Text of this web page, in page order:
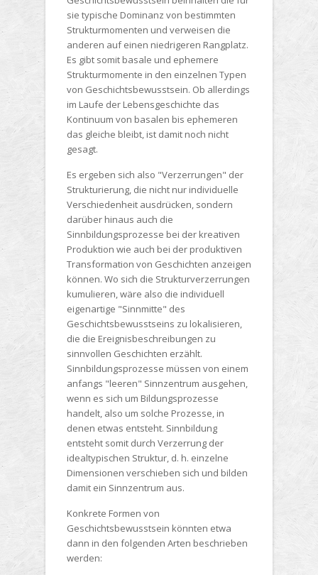
sie typische Dominanz von bestimmten
Strukturmomenten und verweisen die
anderen auf einen niedrigeren Rangplatz.
Es gibt somit basale und ephemere
Strukturmomente in den einzelnen Typen
von Geschichtsbewusstsein. Ob allerdings
im Laufe der Lebensgeschichte das
Kontinuum von basalen bis ephemeren
das gleiche bleibt, ist damit noch nicht
gesagt.
Es ergeben sich also "Verzerrungen" der
Strukturierung, die nicht nur individuelle
Verschiedenheit ausdrücken, sondern
darüber hinaus auch die
Sinnbildungsprozesse bei der kreativen
Produktion wie auch bei der produktiven
Transformation von Geschichten anzeigen
können. Wo sich die Strukturverzerrungen
kumulieren, wäre also die individuell
eigenartige "Sinnmitte" des
Geschichtsbewusstseins zu lokalisieren,
die die Ereignisbeschreibungen zu
sinnvollen Geschichten erzählt.
Sinnbildungsprozesse müssen von einem
anfangs "leeren" Sinnzentrum ausgehen,
wenn es sich um Bildungsprozesse
handelt, also um solche Prozesse, in
denen etwas entsteht. Sinnbildung
entsteht somit durch Verzerrung der
idealtypischen Struktur, d. h. einzelne
Dimensionen verschieben sich und bilden
damit ein Sinnzentrum aus.
Konkrete Formen von
Geschichtsbewusstsein könnten etwa
dann in den folgenden Arten beschrieben
werden: